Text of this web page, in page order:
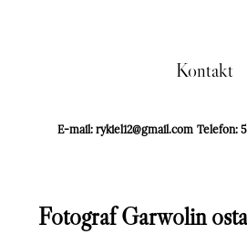
Kontakt
E-mail: rykiel12@gmail.com Telefon:
Fotograf Garwolin